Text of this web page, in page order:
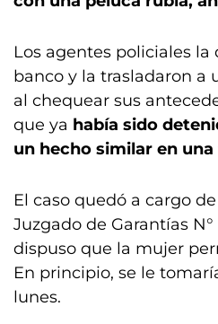
Los agentes policiales la
banco y la trasladaron a
al chequear sus
que ya había sido
un hecho similar en
El caso quedó a cargo de
Juzgado de Garantías
dispuso que la mujer
En principio, se le
lunes.